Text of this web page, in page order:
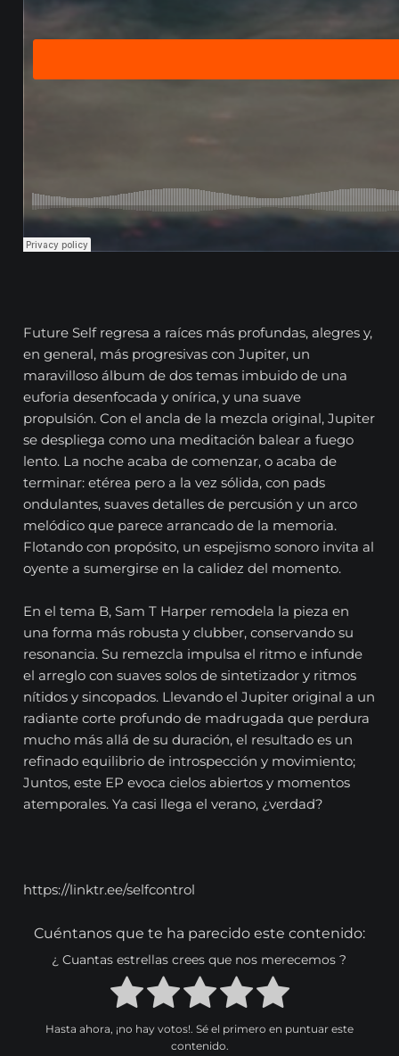
Future Self regresa a raíces más profundas, alegres y,
en general, más progresivas con Jupiter, un
maravilloso álbum de dos temas imbuido de una
euforia desenfocada y onírica, y una suave
propulsión. Con el ancla de la mezcla original, Jupiter
se despliega como una meditación balear a fuego
lento. La noche acaba de comenzar, o acaba de
terminar: etérea pero a la vez sólida, con pads
ondulantes, suaves detalles de percusión y un arco
melódico que parece arrancado de la memoria.
Flotando con propósito, un espejismo sonoro invita al
oyente a sumergirse en la calidez del momento.
En el tema B, Sam T Harper remodela la pieza en
una forma más robusta y clubber, conservando su
resonancia. Su remezcla impulsa el ritmo e infunde
el arreglo con suaves solos de sintetizador y ritmos
nítidos y sincopados. Llevando el Jupiter original a un
radiante corte profundo de madrugada que perdura
mucho más allá de su duración, el resultado es un
refinado equilibrio de introspección y movimiento;
Juntos, este EP evoca cielos abiertos y momentos
atemporales. Ya casi llega el verano, ¿verdad?
https://linktr.ee/selfcontrol
Cuéntanos que te ha parecido este contenido:
¿ Cuantas estrellas crees que nos merecemos ?
Hasta ahora, ¡no hay votos!. Sé el primero en puntuar este
contenido.